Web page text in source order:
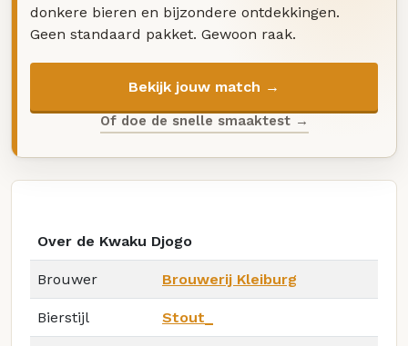
donkere bieren en bijzondere ontdekkingen.
Geen standaard pakket. Gewoon raak.
Bekijk jouw match →
Of doe de snelle smaaktest →
Over de Kwaku Djogo
Brouwer Brouwerij Kleiburg
Bierstijl Stout_